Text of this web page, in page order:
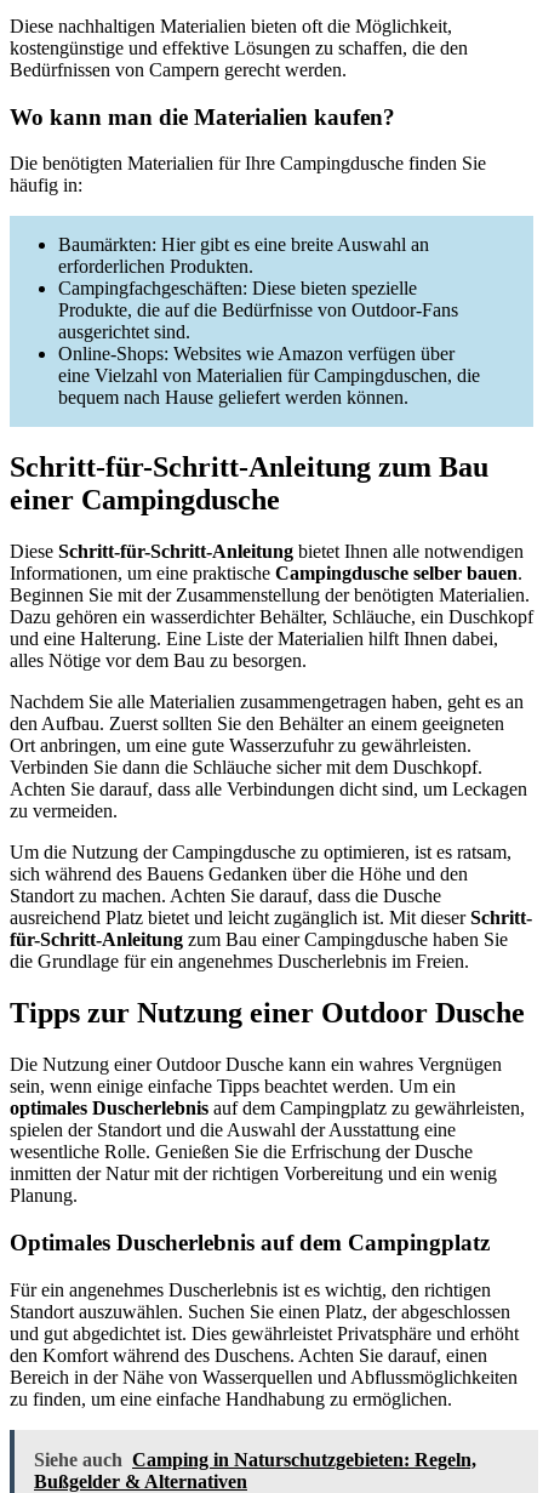
Diese nachhaltigen Materialien bieten oft die Möglichkeit,
kostengünstige und effektive Lösungen zu schaffen, die den
Bedürfnissen von Campern gerecht werden.
Wo kann man die Materialien kaufen?
Die benötigten Materialien für Ihre Campingdusche finden Sie
häufig in:
Baumärkten: Hier gibt es eine breite Auswahl an
erforderlichen Produkten.
Campingfachgeschäften: Diese bieten spezielle
Produkte, die auf die Bedürfnisse von Outdoor-Fans
ausgerichtet sind.
Online-Shops: Websites wie Amazon verfügen über
eine Vielzahl von Materialien für Campingduschen, die
bequem nach Hause geliefert werden können.
Schritt-für-Schritt-Anleitung zum Bau
einer Campingdusche
Diese Schritt-für-Schritt-Anleitung bietet Ihnen alle notwendigen
Informationen, um eine praktische Campingdusche selber bauen.
Beginnen Sie mit der Zusammenstellung der benötigten Materialien.
Dazu gehören ein wasserdichter Behälter, Schläuche, ein Duschkopf
und eine Halterung. Eine Liste der Materialien hilft Ihnen dabei,
alles Nötige vor dem Bau zu besorgen.
Nachdem Sie alle Materialien zusammengetragen haben, geht es an
den Aufbau. Zuerst sollten Sie den Behälter an einem geeigneten
Ort anbringen, um eine gute Wasserzufuhr zu gewährleisten.
Verbinden Sie dann die Schläuche sicher mit dem Duschkopf.
Achten Sie darauf, dass alle Verbindungen dicht sind, um Leckagen
zu vermeiden.
Um die Nutzung der Campingdusche zu optimieren, ist es ratsam,
sich während des Bauens Gedanken über die Höhe und den
Standort zu machen. Achten Sie darauf, dass die Dusche
ausreichend Platz bietet und leicht zugänglich ist. Mit dieserSchritt-
für-Schritt-Anleitung zum Bau einer Campingdusche haben Sie
die Grundlage für ein angenehmes Duscherlebnis im Freien.
Tipps zur Nutzung einer Outdoor Dusche
Die Nutzung einer Outdoor Dusche kann ein wahres Vergnügen
sein, wenn einige einfache Tipps beachtet werden. Um ein
optimales Duscherlebnis auf dem Campingplatz zu gewährleisten,
spielen der Standort und die Auswahl der Ausstattung eine
wesentliche Rolle. Genießen Sie die Erfrischung der Dusche
inmitten der Natur mit der richtigen Vorbereitung und ein wenig
Planung.
Optimales Duscherlebnis auf dem Campingplatz
Für ein angenehmes Duscherlebnis ist es wichtig, den richtigen
Standort auszuwählen. Suchen Sie einen Platz, der abgeschlossen
und gut abgedichtet ist. Dies gewährleistet Privatsphäre und erhöht
den Komfort während des Duschens. Achten Sie darauf, einen
Bereich in der Nähe von Wasserquellen und Abflussmöglichkeiten
zu finden, um eine einfache Handhabung zu ermöglichen.
Siehe auch Camping in Naturschutzgebieten: Regeln,
Bußgelder & Alternativen